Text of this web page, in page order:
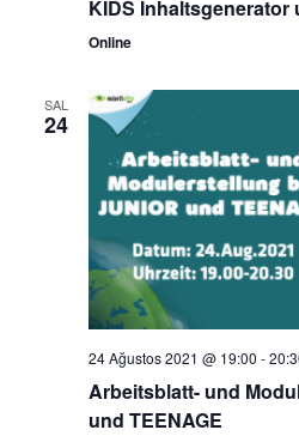
KIDS Inhaltsgenerator
Online
SAL
24
24 Ağustos 2021 @ 19:00 -
Arbeitsblatt- und
und TEENAGE